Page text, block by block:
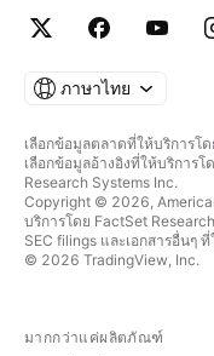
ภาษาไทย
เลือกข้อมูลตลาดที่ให้บริการโด
เลือกข้อมูลอ้างอิงที่ให้บริการ
Research Systems Inc.
Copyright © 2026,
บริการโดย FactSet
SEC filings และเอกสารอื่นๆ
© 2026 TradingView, Inc.
มากกว่าแค่ผลิตภัณฑ์